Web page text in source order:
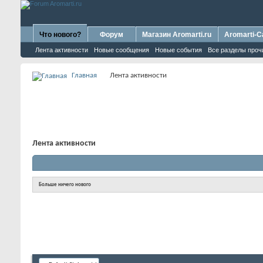
Что нового?
Лента активности Новые сообщения Новые события Все разделы
Форум Магазин Aromarti.ru Aromarti-
Главная Лента активности
Лента активности
Больше ничего нового